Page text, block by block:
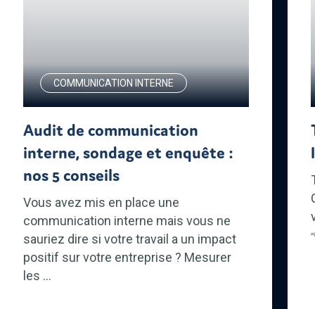
COMMUNICATION INTERNE
Audit de communication
interne, sondage et enquête :
nos 5 conseils
Vous avez mis en place une
communication interne mais vous ne
sauriez dire si votre travail a un impact
positif sur votre entreprise ? Mesurer
les ...